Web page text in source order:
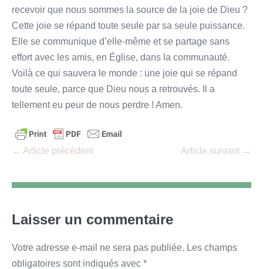
recevoir que nous sommes la source de la joie de Dieu ?
Cette joie se répand toute seule par sa seule puissance.
Elle se communique d’elle-même et se partage sans
effort avec les amis, en Église, dans la communauté.
Voilà ce qui sauvera le monde : une joie qui se répand
toute seule, parce que Dieu nous a retrouvés. Il a
tellement eu peur de nous perdre ! Amen.
Navigation
← Article précédent Article suivant →
Laisser un commentaire
Votre adresse e-mail ne sera pas publiée. Les champs
obligatoires sont indiqués avec *